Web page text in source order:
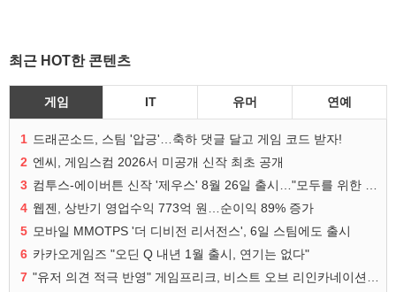
최근 HOT한 콘텐츠
게임 IT 유머 연예
1 드래곤소드, 스팀 '압긍'…축하 댓글 달고 게임 코드 받자!
2 엔씨, 게임스컴 2026서 미공개 신작 최초 공개
3
4 웹젠, 상반기 영업수익 773억 원…순이익 89% 증가
5 모바일 MMOTPS '더 디비전 리서전스', 6일 스팀에도 출시
6 카카오게임즈 "오딘 Q 내년 1월 출시, 연기는 없다"
7